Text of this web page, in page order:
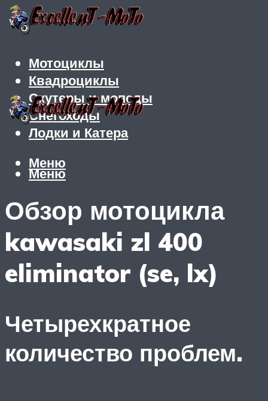
Мотоциклы
Квадроциклы
Скутеры и мопеды
Снегоходы
Лодки и Катера
Меню
Меню
Обзор мотоцикла
kawasaki zl 400
eliminator (se, lx)
Четырехкратное
количество проблем.